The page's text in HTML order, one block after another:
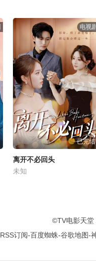
岳以恩
田美都
电视剧
已完结
离开不必回头
未知
©TV电影天堂
RSS订阅-百度蜘蛛-谷歌地图-